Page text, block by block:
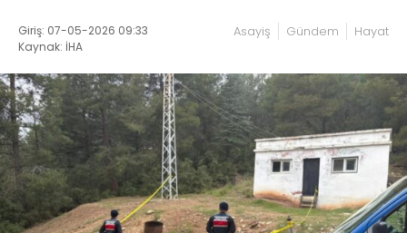
Giriş: 07-05-2026 09:33
Kaynak: İHA
Asayiş Gündem Hayat